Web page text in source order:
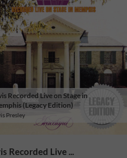
Recorded Live on Stage in
(Legacy Edition)
Presley
Recorded Live ...